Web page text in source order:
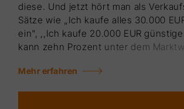
diese. Und jetzt hört man als
Sätze wie „Ich kau­fe alles 30.000
ein", ,,Ich kaufe 20.000 EUR
kann zehn Prozent unter dem
Verkaufs­trainer fragt „Müssen wir
Mehr erfahren